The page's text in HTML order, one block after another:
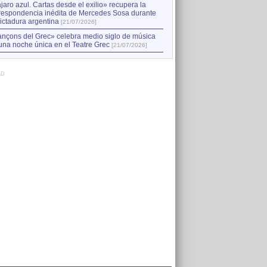
azul. Cartas desde el exilio» recupera la
inédita de Mercedes Sosa durante
argentina [21/07/2026]
del Grec» celebra medio siglo de música
noche única en el Teatre Grec [21/07/2026]